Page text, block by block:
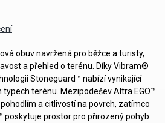
obuv navržená pro běžce a turisty,
a přehled o terénu. Díky Vibram®
Stoneguard™ nabízí vynikající
terénu. Mezipodešev Altra EGO™
a citlivostí na povrch, zatímco
poskytuje prostor pro přirozený pohyb